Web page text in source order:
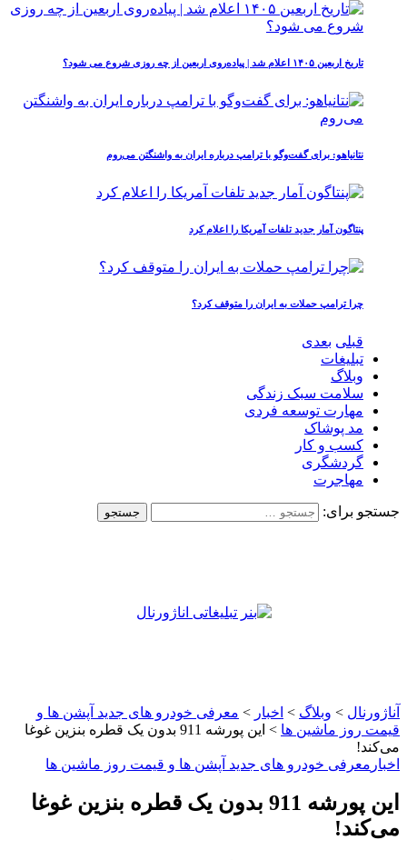
تاریخ اربعین ۱۴۰۵ اعلام شد | پیاده‌روی اربعین از چه روزی شروع می‌ شود؟
نتانیاهو: برای گفت‌وگو با ترامپ درباره ایران به واشنگتن می‌روم
پنتاگون آمار جدید تلفات آمریکا را اعلام کرد
چرا ترامپ حملات به ایران را متوقف کرد؟
قبلی بعدی
تبلیغات
وبلاگ
سلامت سبک زندگی
مهارت توسعه فردی
مد پوشاک
کسب و کار
گردشگری
مهاجرت
جستجو برای:
آناژورنال > وبلاگ > اخبار > معرفی خودرو های جدید آپشن‌ ها و
قیمت روز ماشین‌ ها >
این پورشه 911 بدون یک قطره بنزین غوغا
می‌کند!
اخبار معرفی خودرو های جدید آپشن‌ ها و قیمت روز ماشین‌ ها
این پورشه 911 بدون یک قطره بنزین غوغا
می‌کند!